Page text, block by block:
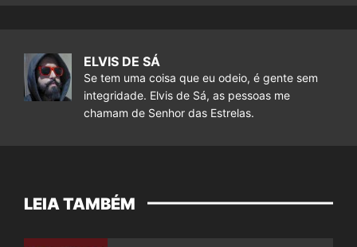
ELVIS DE SÁ
Se tem uma coisa que eu odeio, é gente sem
integridade. Elvis de Sá, as pessoas me
chamam de Senhor das Estrelas.
LEIA TAMBÉM